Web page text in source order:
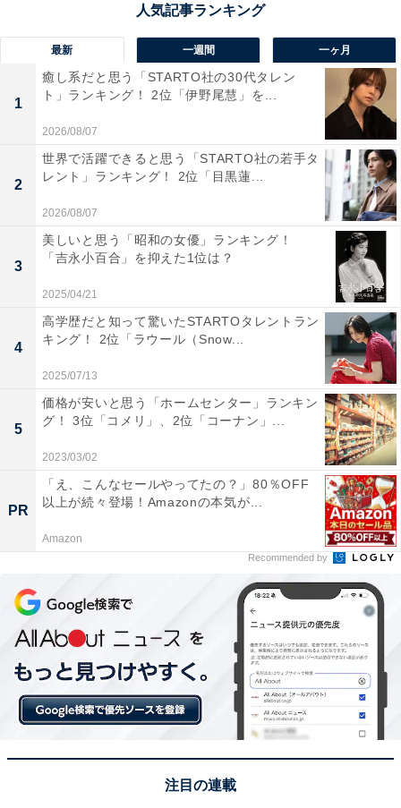
で街歩きが楽しめそうだから」（30代男性／富山県）と
いった声が集まりました。
1位：下呂温泉／80票
1位に輝いたのは、日本三名泉の1つ「下呂温泉」でし
た。飛騨川のせせらぎに沿って広がる温泉街は、春の桜
や秋の紅葉など、渓谷美と温泉を同時に楽しめるぜいた
くな空間。美肌の湯として名高い滑らかな泉質はもちろ
ん、合掌村での歴史体験や名水の滝巡りなど、心身とも
にリフレッシュできる極上の癒やしスポットです。
回答者からは「よく聞くけど行ったことがないので、ゆ
っくり浸かりに行きたいため」（30代女性／福岡県）、
「温泉や温泉街の街歩きを楽しめそうだから」（30代女
性／北海道）、「歴史があり、日本三名泉のひとつでも
あるので、ぜひ訪れて温泉街をゆっくり楽しみたい」
（40代女性／兵庫県）といった声が集まりました。
※回答者からのコメントは原文ママです
最新 一週間 一ヶ月
1
癒し系だと思う「STARTO社の30代タレン
ト」ランキング！ 2位「伊野尾慧」を...
2026/08/07
2
世界で活躍できると思う「STARTO社の若手タ
レント」ランキング！ 2位「目黒蓮...
2026/08/07
3
美しいと思う「昭和の女優」ランキング！
「吉永小百合」を抑えた1位は？
2025/04/21
4
高学歴だと知って驚いたSTARTOタレントラン
キング！ 2位「ラウール（Snow...
2025/07/13
5
価格が安いと思う「ホームセンター」ランキン
グ！ 3位「コメリ」、2位「コーナン」...
2023/03/02
PR
「え、こんなセールやってたの？」80％OFF
以上が続々登場！Amazonの本気が...
Amazon
Recommended by
注目の連載